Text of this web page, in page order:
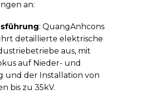
an:
: QuangAnhcons
detaillierte elektrische
aus, mit
auf Nieder- und
und der Installation von
bis zu 35kV.